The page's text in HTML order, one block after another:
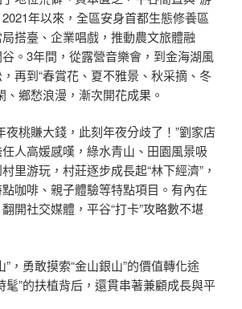
2021年以來，全區安身首都生態修養區
搭臺、企業唱戲，推動農文旅體融
。3年間，從露營音樂會，到金海湖風
再到“春賞花、夏不雅景、秋采摘、冬
鄉愁浪漫，漸次開花成果。
夜桃賺大錢，此刻年夜分歧了！”劉家店
人高媛感嘆，綠水青山、田園風景吸
里游玩，村莊逐步成長起“林下經濟”，
咖啡、親子體驗等特點項目。有內在
開社交媒體，平谷“打卡”攻略數不堪
”，勇敢摸索“金山銀山”的價值轉化途
髦”的扶植背后，還貫串著兼顧成長與平